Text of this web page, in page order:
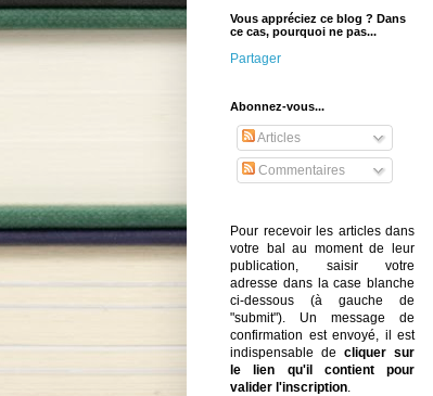
Vous appréciez ce blog ? Dans
ce cas, pourquoi ne pas...
Partager
Abonnez-vous...
Articles
Commentaires
Pour recevoir les articles dans
votre bal au moment de leur
publication, saisir votre
adresse dans la case blanche
ci-dessous (à gauche de
"submit"). Un message de
confirmation est envoyé, il est
indispensable de cliquer sur
le lien qu'il contient pour
valider l'inscription